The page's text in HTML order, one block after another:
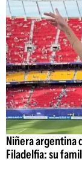
Niñera argentina
Filadelfia: su